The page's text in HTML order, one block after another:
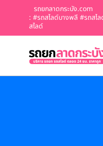
รถยกลาดกระบัง.com
: #รถสไลด์บางพลี #รถสไ
สไลด์